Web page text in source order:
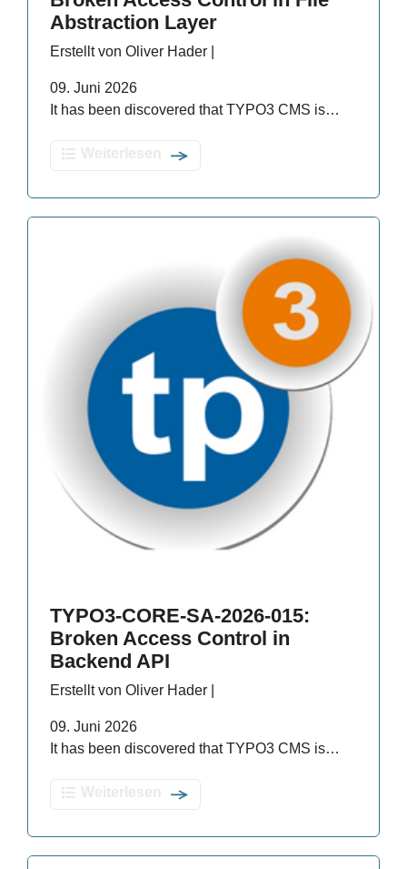
Abstraction Layer
Erstellt von Oliver Hader |
09. Juni 2026
It has been discovered that TYPO3 CMS is…
TYPO3-CORE-SA-2026-015:
Broken Access Control in
Backend API
Erstellt von Oliver Hader |
09. Juni 2026
It has been discovered that TYPO3 CMS is…